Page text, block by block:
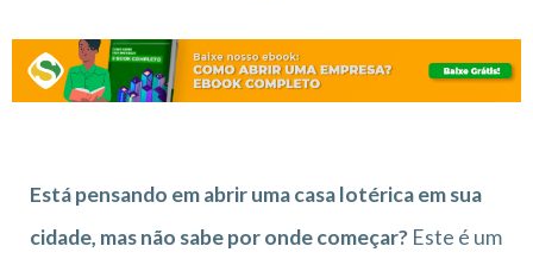
Está pensando em abrir uma casa lotérica em sua
cidade, mas não sabe por onde começar? Este é um